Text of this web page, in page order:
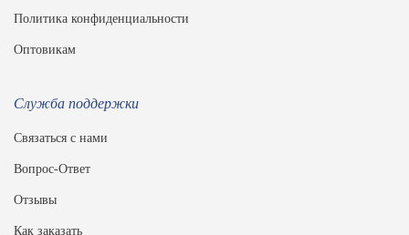
Политика конфиденциальности
Оптовикам
Служба поддержки
Связаться с нами
Вопрос-Ответ
Отзывы
Как заказать